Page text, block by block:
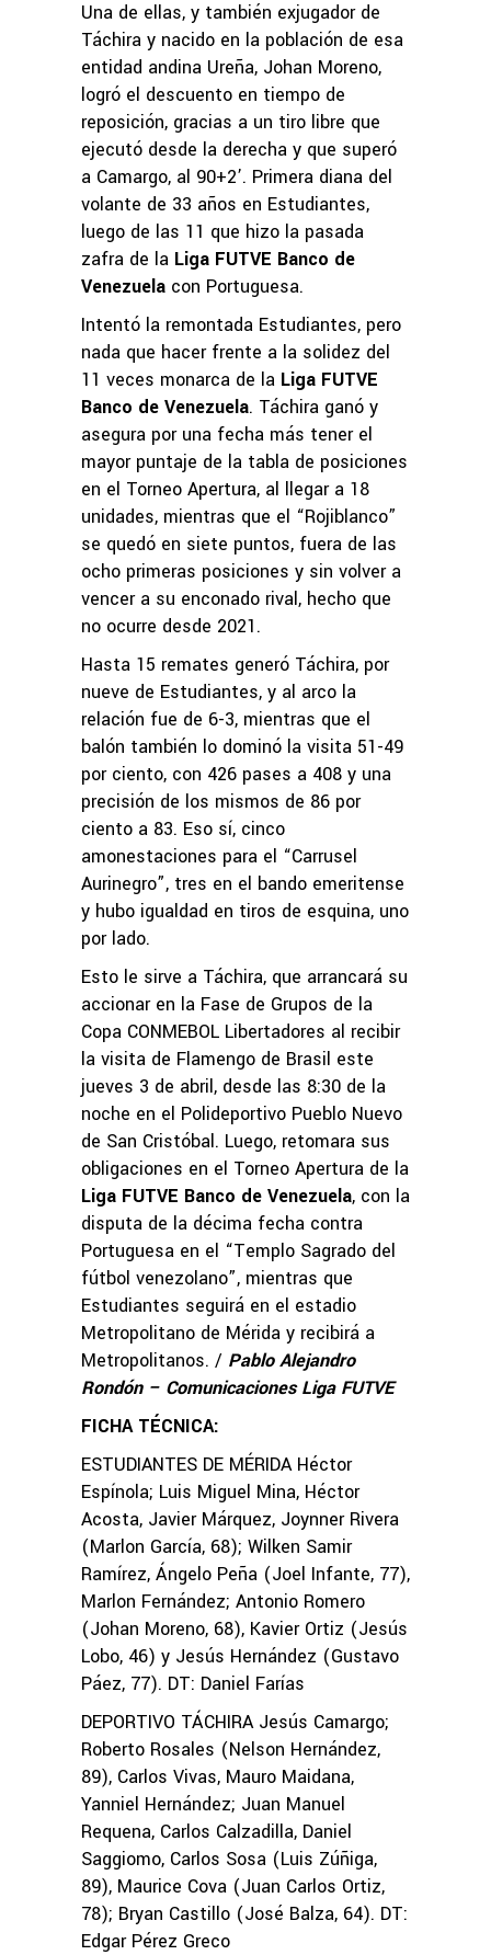
Una de ellas, y también exjugador de
Táchira y nacido en la población de esa
entidad andina Ureña, Johan Moreno,
logró el descuento en tiempo de
reposición, gracias a un tiro libre que
ejecutó desde la derecha y que superó
a Camargo, al 90+2’. Primera diana del
volante de 33 años en Estudiantes,
luego de las 11 que hizo la pasada
zafra de la Liga FUTVE Banco de
Venezuela con Portuguesa.
Intentó la remontada Estudiantes, pero
nada que hacer frente a la solidez del
11 veces monarca de la Liga FUTVE
Banco de Venezuela. Táchira ganó y
asegura por una fecha más tener el
mayor puntaje de la tabla de posiciones
en el Torneo Apertura, al llegar a 18
unidades, mientras que el “Rojiblanco”
se quedó en siete puntos, fuera de las
ocho primeras posiciones y sin volver a
vencer a su enconado rival, hecho que
no ocurre desde 2021.
Hasta 15 remates generó Táchira, por
nueve de Estudiantes, y al arco la
relación fue de 6-3, mientras que el
balón también lo dominó la visita 51-49
por ciento, con 426 pases a 408 y una
precisión de los mismos de 86 por
ciento a 83. Eso sí, cinco
amonestaciones para el “Carrusel
Aurinegro”, tres en el bando emeritense
y hubo igualdad en tiros de esquina, uno
por lado.
Esto le sirve a Táchira, que arrancará su
accionar en la Fase de Grupos de la
Copa CONMEBOL Libertadores al recibir
la visita de Flamengo de Brasil este
jueves 3 de abril, desde las 8:30 de la
noche en el Polideportivo Pueblo Nuevo
de San Cristóbal. Luego, retomara sus
obligaciones en el Torneo Apertura de la
Liga FUTVE Banco de Venezuela, con la
disputa de la décima fecha contra
Portuguesa en el “Templo Sagrado del
fútbol venezolano”, mientras que
Estudiantes seguirá en el estadio
Metropolitano de Mérida y recibirá a
Metropolitanos. / Pablo Alejandro
Rondón – Comunicaciones Liga FUTVE
FICHA TÉCNICA:
ESTUDIANTES DE MÉRIDA Héctor
Espínola; Luis Miguel Mina, Héctor
Acosta, Javier Márquez, Joynner Rivera
(Marlon García, 68); Wilken Samir
Ramírez, Ángelo Peña (Joel Infante, 77),
Marlon Fernández; Antonio Romero
(Johan Moreno, 68), Kavier Ortiz (Jesús
Lobo, 46) y Jesús Hernández (Gustavo
Páez, 77). DT: Daniel Farías
DEPORTIVO TÁCHIRA Jesús Camargo;
Roberto Rosales (Nelson Hernández,
89), Carlos Vivas, Mauro Maidana,
Yanniel Hernández; Juan Manuel
Requena, Carlos Calzadilla, Daniel
Saggiomo, Carlos Sosa (Luis Zúñiga,
89), Maurice Cova (Juan Carlos Ortiz,
78); Bryan Castillo (José Balza, 64). DT:
Edgar Pérez Greco